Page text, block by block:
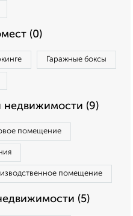
(0)
Гаражные боксы
недвижимости (9)
помещение
помещение
(5)